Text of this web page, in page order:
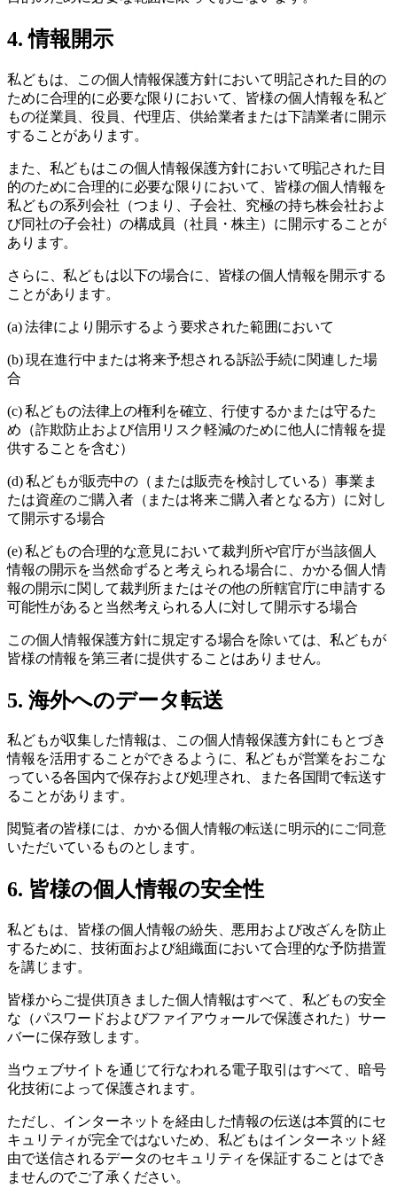
4. 情報開示
私どもは、この個人情報保護方針において明記された目的の
ために合理的に必要な限りにおいて、皆様の個人情報を私ど
もの従業員、役員、代理店、供給業者または下請業者に開示
することがあります。
また、私どもはこの個人情報保護方針において明記された目
的のために合理的に必要な限りにおいて、皆様の個人情報を
私どもの系列会社（つまり、子会社、究極の持ち株会社およ
び同社の子会社）の構成員（社員・株主）に開示することが
あります。
さらに、私どもは以下の場合に、皆様の個人情報を開示する
ことがあります。
(a) 法律により開示するよう要求された範囲において
(b) 現在進行中または将来予想される訴訟手続に関連した場
合
(c) 私どもの法律上の権利を確立、行使するかまたは守るた
め（詐欺防止および信用リスク軽減のために他人に情報を提
供することを含む）
(d) 私どもが販売中の（または販売を検討している）事業ま
たは資産のご購入者（または将来ご購入者となる方）に対し
て開示する場合
(e) 私どもの合理的な意見において裁判所や官庁が当該個人
情報の開示を当然命ずると考えられる場合に、かかる個人情
報の開示に関して裁判所またはその他の所轄官庁に申請する
可能性があると当然考えられる人に対して開示する場合
この個人情報保護方針に規定する場合を除いては、私どもが
皆様の情報を第三者に提供することはありません。
5. 海外へのデータ転送
私どもが収集した情報は、この個人情報保護方針にもとづき
情報を活用することができるように、私どもが営業をおこな
っている各国内で保存および処理され、また各国間で転送す
ることがあります。
閲覧者の皆様には、かかる個人情報の転送に明示的にご同意
いただいているものとします。
6. 皆様の個人情報の安全性
私どもは、皆様の個人情報の紛失、悪用および改ざんを防止
するために、技術面および組織面において合理的な予防措置
を講じます。
皆様からご提供頂きました個人情報はすべて、私どもの安全
な（パスワードおよびファイアウォールで保護された）サー
バーに保存致します。
当ウェブサイトを通じて行なわれる電子取引はすべて、暗号
化技術によって保護されます。
ただし、インターネットを経由した情報の伝送は本質的にセ
キュリティが完全ではないため、私どもはインターネット経
由で送信されるデータのセキュリティを保証することはでき
ませんのでご了承ください。